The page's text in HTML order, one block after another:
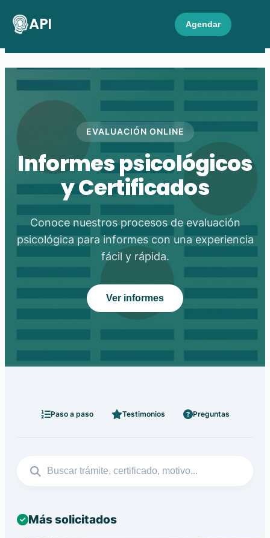
API Agendar
EVALUACIÓN ONLINE
Informes psicológicos
y Certificados
Conoce nuestros procesos de evaluación
psicológica para informes con una experiencia
fácil y rápida.
Ver informes
Paso a paso Testimonios Preguntas
Más solicitados